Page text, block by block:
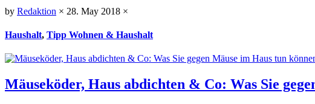
by Redaktion × 28. May 2018 ×
Haushalt, Tipp Wohnen & Haushalt
Mäuseköder, Haus abdichten & Co: Was Sie